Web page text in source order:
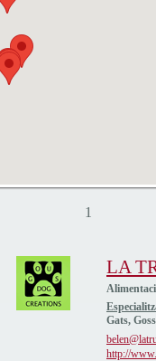
1
LA
Gats,
http://